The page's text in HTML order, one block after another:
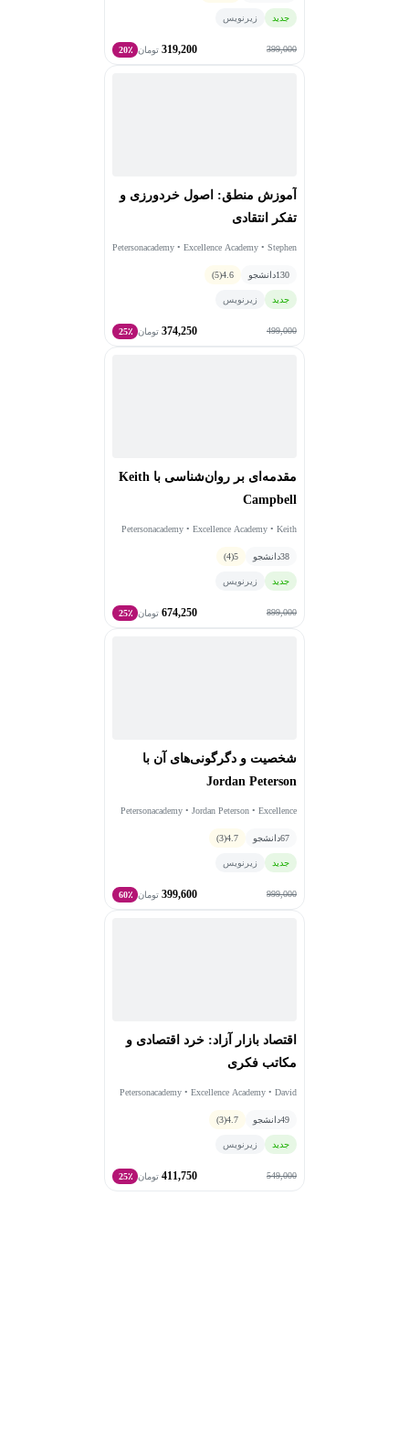
جدید زیرنویس
399,000
319,200 تومان 20٪
آموزش منطق: اصول خردورزی و
تفکر انتقادی
Petersonacademy • Excellence Academy • Stephen
130دانشجو 4.6
(5)
جدید زیرنویس
499,000
374,250 تومان 25٪
مقدمه‌ای بر روان‌شناسی با Keith
Campbell
Petersonacademy • Excellence Academy • Keith
38دانشجو 5
(4)
جدید زیرنویس
899,000
674,250 تومان 25٪
شخصیت و دگرگونی‌های آن با
Jordan Peterson
Petersonacademy • Jordan Peterson • Excellence
67دانشجو 4.7
(3)
جدید زیرنویس
999,000
399,600 تومان 60٪
اقتصاد بازار آزاد: خرد اقتصادی و
مکاتب فکری
Petersonacademy • Excellence Academy • David
49دانشجو 4.7
(3)
جدید زیرنویس
549,000
411,750 تومان 25٪